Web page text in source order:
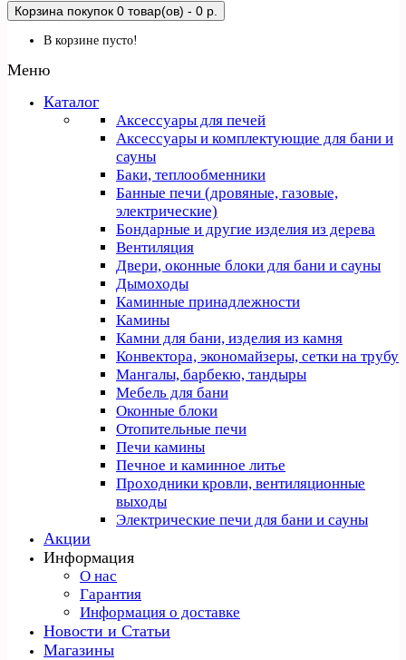
Корзина покупок 0 товар(ов) - 0 р.
В корзине пусто!
Меню
Каталог
Аксессуары для печей
Аксессуары и комплектующие для бани и
сауны
Баки, теплообменники
Банные печи (дровяные, газовые,
электрические)
Бондарные и другие изделия из дерева
Вентиляция
Двери, оконные блоки для бани и сауны
Дымоходы
Каминные принадлежности
Камины
Камни для бани, изделия из камня
Конвектора, экономайзеры, сетки на трубу
Мангалы, барбекю, тандыры
Мебель для бани
Оконные блоки
Отопительные печи
Печи камины
Печное и каминное литье
Проходники кровли, вeнтиляционные
выходы
Электрические печи для бани и сауны
Акции
Информация
О нас
Гарантия
Информация о доставке
Новости и Статьи
Магазины